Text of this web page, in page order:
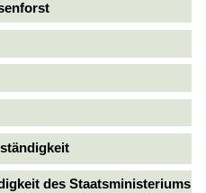
des Staatsministeriums